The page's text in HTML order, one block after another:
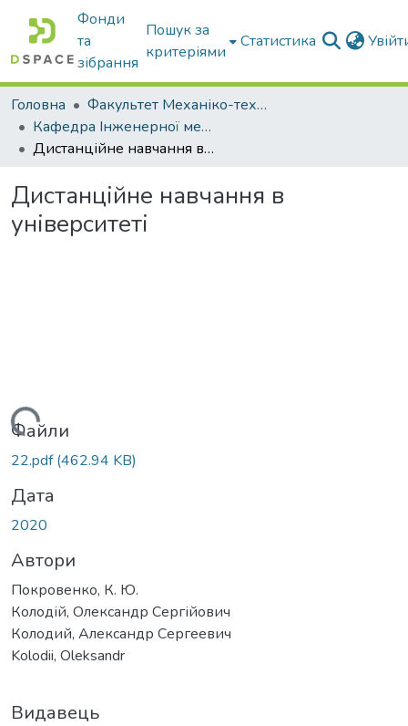
Фонди
та
зібрання
Пошук за
критеріями
Статистика
Головна
Факультет Механіко-технологічний
Кафедра Інженерної механіки та комп'ютерного проектування
Дистанційне навчання в університеті
Дистанційне навчання в
університеті
Вантажиться...
Файли
22.pdf(462.94 KB)
Дата
2020
Автори
Покровенко, К. Ю.
Колодій, Олександр Сергійович
Колодий, Александр Сергеевич
Kolodii, Oleksandr
Видавець